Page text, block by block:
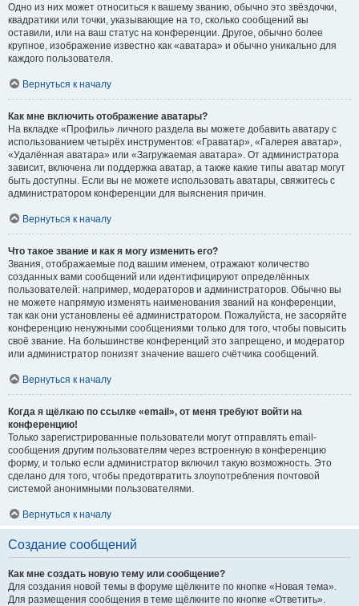
Одно из них может относиться к вашему званию, обычно это звёздочки,
квадратики или точки, указывающие на то, сколько сообщений вы
оставили, или на ваш статус на конференции. Другое, обычно более
крупное, изображение известно как «аватара» и обычно уникально для
каждого пользователя.
Вернуться к началу
Как мне включить отображение аватары?
На вкладке «Профиль» личного раздела вы можете добавить аватару с
использованием четырёх инструментов: «Граватар», «Галерея аватар»,
«Удалённая аватара» или «Загружаемая аватара». От администратора
зависит, включена ли поддержка аватар, а также какие типы аватар могут
быть доступны. Если вы не можете использовать аватары, свяжитесь с
администратором конференции для выяснения причин.
Вернуться к началу
Что такое звание и как я могу изменить его?
Звания, отображаемые под вашим именем, отражают количество
созданных вами сообщений или идентифицируют определённых
пользователей: например, модераторов и администраторов. Обычно вы
не можете напрямую изменять наименования званий на конференции,
так как они установлены её администратором. Пожалуйста, не засоряйте
конференцию ненужными сообщениями только для того, чтобы повысить
своё звание. На большинстве конференций это запрещено, и модератор
или администратор понизят значение вашего счётчика сообщений.
Вернуться к началу
Когда я щёлкаю по ссылке «email», от меня требуют войти на
конференцию!
Только зарегистрированные пользователи могут отправлять email-
сообщения другим пользователям через встроенную в конференцию
форму, и только если администратор включил такую возможность. Это
сделано для того, чтобы предотвратить злоупотребления почтовой
системой анонимными пользователями.
Вернуться к началу
Создание сообщений
Как мне создать новую тему или сообщение?
Для создания новой темы в форуме щёлкните по кнопке «Новая тема».
Для размещения сообщения в теме щёлкните по кнопке «Ответить».